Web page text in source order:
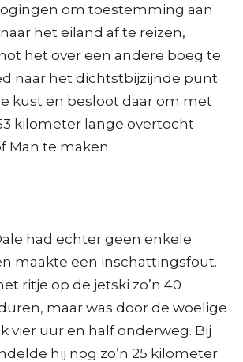
om toestemming aan
het eiland af te reizen,
het over een andere boeg te
naar het dichtstbijzijnde punt
kust en besloot daar om met
kilometer lange overtocht
Man te maken.
had echter geen enkele
maakte een inschattingsfout.
ritje op de jetski zo’n 40
maar was door de woelige
vier uur en half onderweg. Bij
hij nog zo’n 25 kilometer